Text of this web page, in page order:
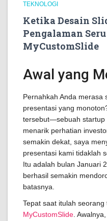
TEKNOLOGI
Ketika Desain
Pengalaman
MyCustomSlide
Awal yang
Pernahkah Anda merasa
presentasi yang
tersebut—sebuah startup
menarik perhatian
semakin dekat, saya
presentasi kami tidaklah
Itu adalah bulan Januari
berhasil semakin
batasnya.
Tepat saat itulah
MyCustomSlide .